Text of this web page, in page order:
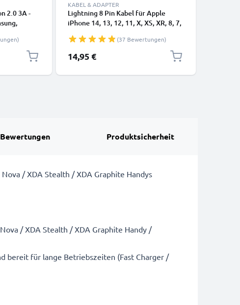
2.0 3A -
Sony,
KABEL & ADAPTER
Lightning 8 Pin Kabel für Apple
iPhone 14, 13, 12, 11, X, XS, XR, 8, 7,
Datenkabel für Smartphone
(37 Bewertungen)
14,95 €
Bewertungen Produktsicherheit
/ XDA Stealth / XDA Graphite Handys
/ XDA Stealth / XDA Graphite Handy /
bereit für lange Betriebszeiten (Fast Charger /